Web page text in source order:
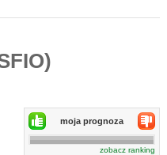
moja prognoza
zobacz ranking